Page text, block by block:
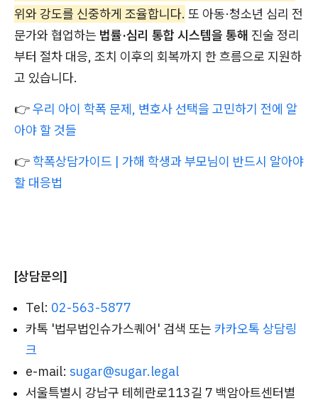
위와 강도를 신중하게 조율합니다. 또 아동·청소년 심리 전
문가와 협업하는 법률·심리 통합 시스템을 통해 진술 정리
부터 절차 대응, 조치 이후의 회복까지 한 흐름으로 지원하
고 있습니다.
👉우리 아이 학폭 문제, 변호사 선택을 고민하기 전에 알
아야 할 것들
👉 학폭상담가이드 | 가해 학생과 부모님이 반드시 알아야
할 대응법
[상담문의]
Tel: 02-563-5877
카톡 '법무법인슈가스퀘어' 검색 또는 카카오톡 상담링
크
e-mail: sugar@sugar.legal
서울특별시 강남구 테헤란로113길 7 백암아트센터별